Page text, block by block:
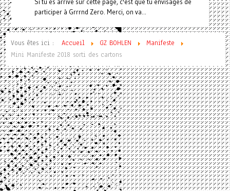
participer à Grrrnd Zero. Merci, on va...
Vous êtes ici : Accueil GZ BOHLEN
Manifeste
Mini Manifeste 2018 sorti des cartons